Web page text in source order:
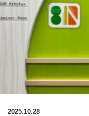
2025.10.28